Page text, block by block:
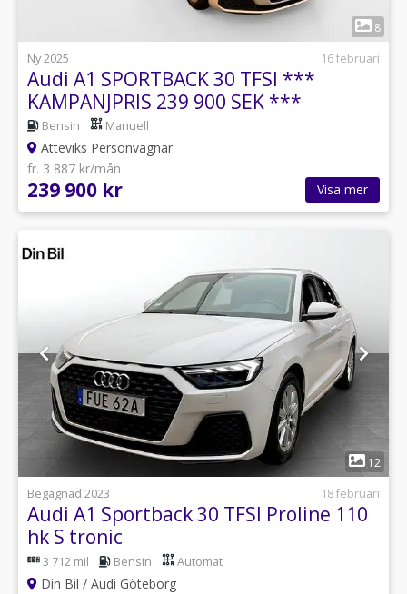
8
Ny 2025
16 februari
Audi A1 SPORTBACK 30 TFSI ***
KAMPANJPRIS 239 900 SEK ***
Bensin Manuell
Atteviks Personvagnar
fr. 3 887 kr/mån
239 900 kr Visa mer
1
12
Begagnad 2023
18 februari
Audi A1 Sportback 30 TFSI Proline 110
hk S tronic
3 712 mil Bensin Automat
Din Bil / Audi Göteborg